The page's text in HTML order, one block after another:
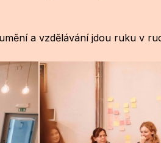
a vzdělávání jdou ruku v